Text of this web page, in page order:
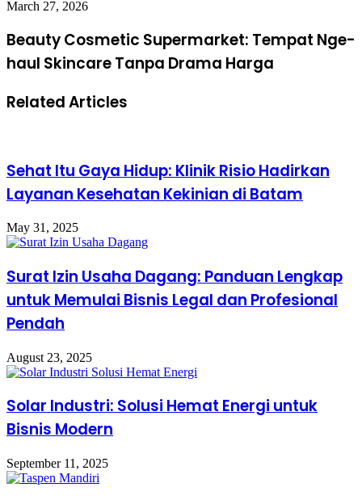
March 27, 2026
Beauty Cosmetic Supermarket: Tempat Nge-
haul Skincare Tanpa Drama Harga
Related Articles
Sehat Itu Gaya Hidup: Klinik Risio Hadirkan
Layanan Kesehatan Kekinian di Batam
May 31, 2025
Surat Izin Usaha Dagang: Panduan Lengkap
untuk Memulai Bisnis Legal dan Profesional
Pendah
August 23, 2025
Solar Industri: Solusi Hemat Energi untuk
Bisnis Modern
September 11, 2025